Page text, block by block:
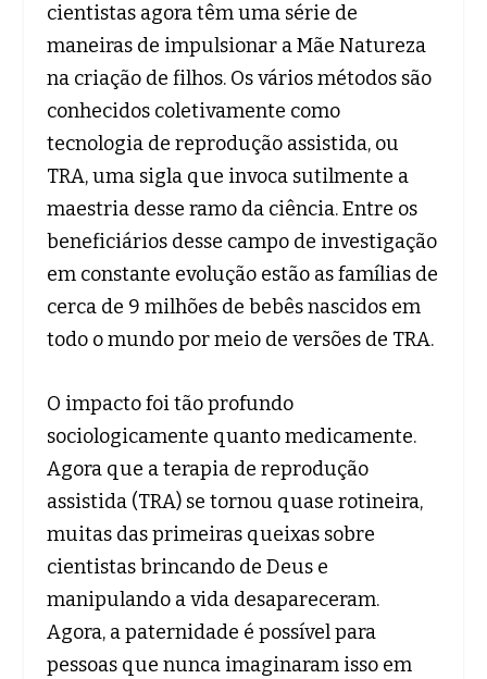
cientistas agora têm uma série de
maneiras de impulsionar a Mãe Natureza
na criação de filhos. Os vários métodos são
conhecidos coletivamente como
tecnologia de reprodução assistida, ou
TRA, uma sigla que invoca sutilmente a
maestria desse ramo da ciência. Entre os
beneficiários desse campo de investigação
em constante evolução estão as famílias de
cerca de 9 milhões de bebês nascidos em
todo o mundo por meio de versões de TRA.
O impacto foi tão profundo
sociologicamente quanto medicamente.
Agora que a terapia de reprodução
assistida (TRA) se tornou quase rotineira,
muitas das primeiras queixas sobre
cientistas brincando de Deus e
manipulando a vida desapareceram.
Agora, a paternidade é possível para
pessoas que nunca imaginaram isso em